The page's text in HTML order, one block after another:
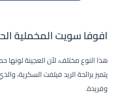
افوفا سويت المخملية
هذا النوع مختلف، لأن العجينة لونها
يتميز برائحة الريد فيلفت السكرية،
وفريدة.